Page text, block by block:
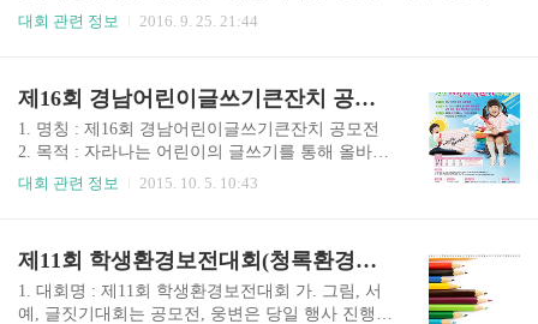
육청. 합천군 ❑ 형 식 : 공모 ❑ 응모자격 : 전국 초
등학교 재학생 ❑ 공모기간 : 2019년. 09월 01일 ∼
12. 11 2. 공모내용 ..
신 함양과 청소년 문학의 저변확대를 위하여 의령군 관내 청소년을
산문 : 2편 2. 작품 내용 : 미발표 순수창작 작품 3. 시상내역 : 상장
및 시상금 구분 대상(4명/280만원) 최우수상(4명/150만원) 우수상(8
명/140만원) 장려상(20명/157만원) 초등 저학년부(1~3) 1명/30만원 1
명/20만원 2명/각10만원 5명/각5만원 초등 고학년부(4..
대회 관련 정보 2016. 9. 25. 21:44
제16회 경남어린이글쓰기큰잔치 공모전
1. 명칭 : 제16회 경남어린이글쓰기큰잔치 공모전
2. 목적 : 자라나는 어린이의 글쓰기를 통해 올바른
글쓰기 능력을 배양하고 우리말과 글에 대한 존중
찬 : 경남은행 8. 응모부문 : 시, 일기, 생활문 등 종
류 구분 없이 낮은 학년, 높은 학년으로 나누어 함.
9. 시상내역 구분 낮은학년 높은학년 계 비고 으뜸
대회 관련 정보 2015. 10. 5. 10:43
제11회 학생환경보전대회(청록환경감시단, 경남환경교육연구회)
1. 대회명 : 제11회 학생환경보전대회 가. 그림, 서
예, 글짓기대회는 공모전, 웅변은 당일 행사 진행